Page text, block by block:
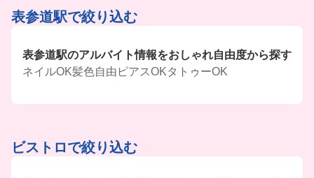
表参道駅で絞り込む
表参道駅のアルバイト情報をおしゃれ自由度から探す
ネイルOK髪色自由 ピアスOKタトゥーOK
ビストロで絞り込む